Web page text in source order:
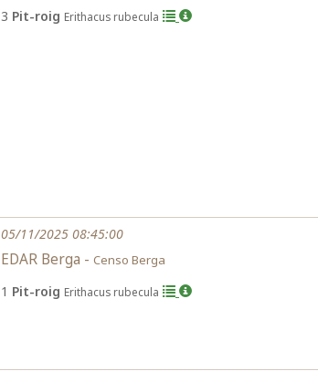
3 Pit-roig Erithacus rubecula
05/11/2025 08:45:00
EDAR Berga - Censo Berga
1 Pit-roig Erithacus rubecula